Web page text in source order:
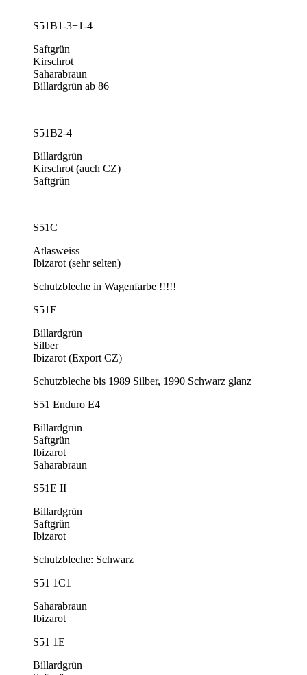
S51B1-3+1-4
Saftgrün
Kirschrot
Saharabraun
Billardgrün ab 86
S51B2-4
Billardgrün
Kirschrot (auch CZ)
Saftgrün
S51C
Atlasweiss
Ibizarot (sehr selten)
Schutzbleche in Wagenfarbe !!!!!
S51E
Billardgrün
Silber
Ibizarot (Export CZ)
Schutzbleche bis 1989 Silber, 1990 Schwarz glanz
S51 Enduro E4
Billardgrün
Saftgrün
Ibizarot
Saharabraun
S51E II
Billardgrün
Saftgrün
Ibizarot
Schutzbleche: Schwarz
S51 1C1
Saharabraun
Ibizarot
S51 1E
Billardgrün